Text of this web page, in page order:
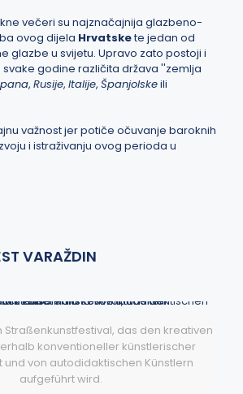
večeri su najznačajnija glazbeno-
ovog dijela Hrvatskete jedan od
glazbe u svijetu. Upravo zato postoji i
godine različita država ''zemlja
, Rusije, Italije, Španjolskeili
važnost jer potiče očuvanje baroknih
i istraživanju ovog perioda u
VARAŽDIN
Straßenkunstfestival, das den kreativen
konventioneller künstlerischer
und von autodidaktischen Künstlern
aufgeführt wird.